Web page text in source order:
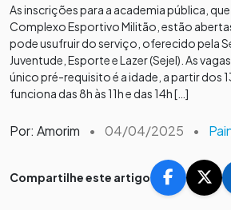
As inscrições para a academia pública,
Complexo Esportivo Militão, estão
pode usufruir do serviço, oferecido pela
Juventude, Esporte e Lazer (Sejel). As
único pré-requisito é a idade, a partir dos
funciona das 8h às 11h e das 14h […]
Por: Amorim • 04/04/2025 •
Compartilhe este artigo